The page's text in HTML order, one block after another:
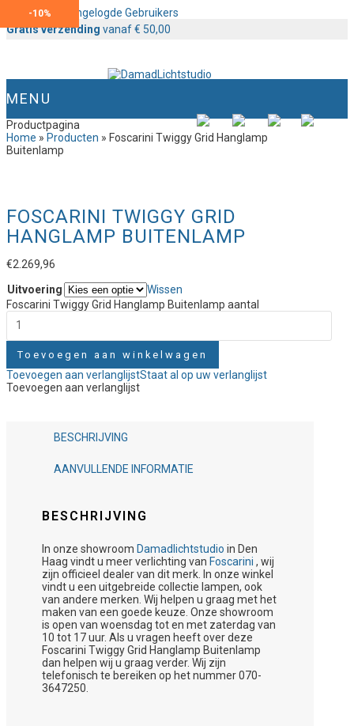
Content voor Ingelogde Gebruikers
Gratis verzending vanaf € 50,00
MENU
Productpagina
Home » Producten » Foscarini Twiggy Grid Hanglamp
Buitenlamp
FOSCARINI TWIGGY GRID
HANGLAMP BUITENLAMP
€2.269,96
Uitvoering
Wissen
Foscarini Twiggy Grid Hanglamp Buitenlamp aantal
Toevoegen aan winkelwagen
Toevoegen aan verlanglijstStaat al op uw verlanglijst
Toevoegen aan verlanglijst
BESCHRIJVING
AANVULLENDE INFORMATIE
BESCHRIJVING
In onze showroom Damadlichtstudio in Den
Haag vindt u meer verlichting van Foscarini , wij
zijn officieel dealer van dit merk. In onze winkel
vindt u een uitgebreide collectie lampen, ook
van andere merken. Wij helpen u graag met het
maken van een goede keuze. Onze showroom
is open van woensdag tot en met zaterdag van
10 tot 17 uur. Als u vragen heeft over deze
Foscarini Twiggy Grid Hanglamp Buitenlamp
dan helpen wij u graag verder. Wij zijn
telefonisch te bereiken op het nummer 070-
3647250.
-10%